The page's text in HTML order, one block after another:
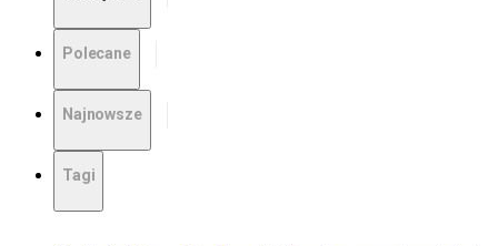
Polecane
Najnowsze
Tagi